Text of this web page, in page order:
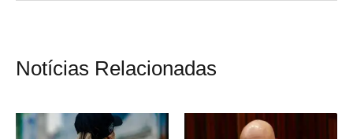
Notícias Relacionadas